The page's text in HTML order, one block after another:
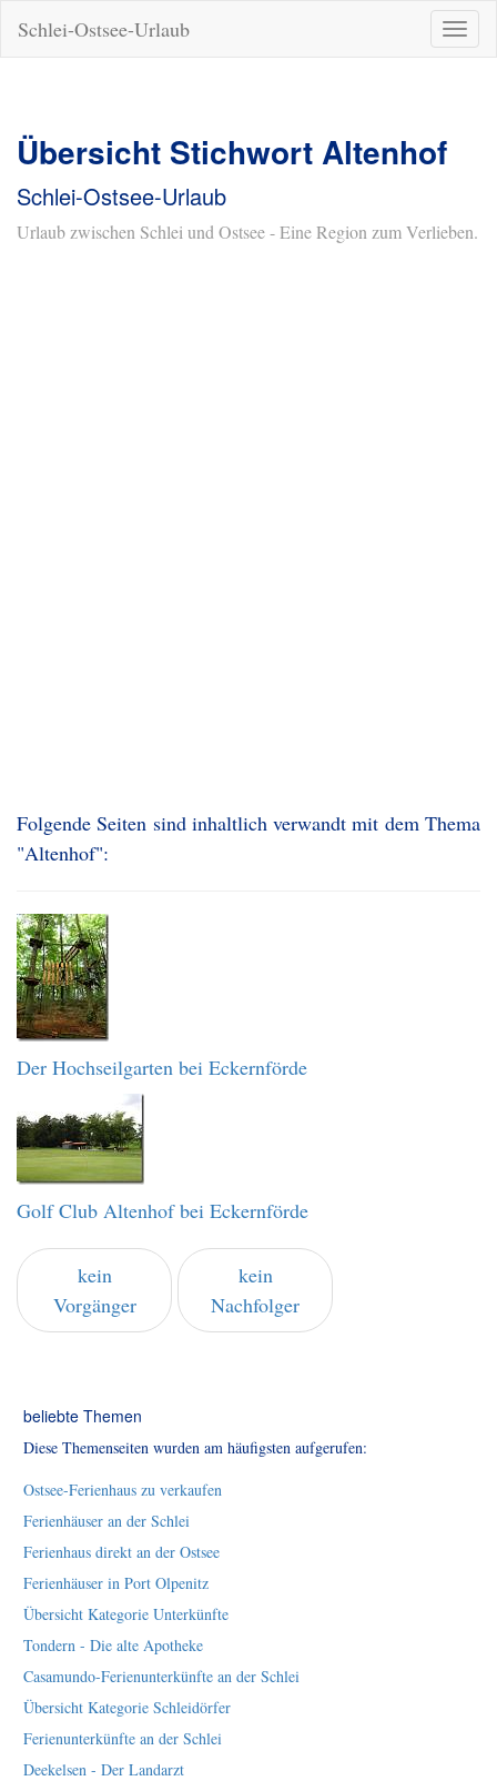
ein-/
Schlei-Ostsee-Urlaub
Übersicht Stichwort Altenhof
Schlei-Ostsee-Urlaub
Urlaub zwischen Schlei und Ostsee - Eine Region zum Verlieben.
Folgende Seiten sind inhaltlich verwandt mit dem Thema
"Altenhof":
Der Hochseilgarten bei Eckernförde
Golf Club Altenhof bei Eckernförde
kein
Vorgänger
kein
Nachfolger
beliebte Themen
Diese Themenseiten wurden am häufigsten aufgerufen:
Ostsee-Ferienhaus zu verkaufen
Ferienhäuser an der Schlei
Ferienhaus direkt an der Ostsee
Ferienhäuser in Port Olpenitz
Übersicht Kategorie Unterkünfte
Tondern - Die alte Apotheke
Casamundo-Ferienunterkünfte an der Schlei
Übersicht Kategorie Schleidörfer
Ferienunterkünfte an der Schlei
Deekelsen - Der Landarzt